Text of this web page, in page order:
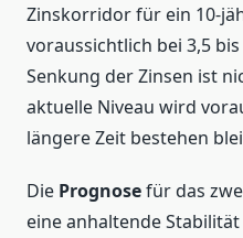
Zinskorridor für ein 10-
voraussichtlich bei 3,5
Senkung der Zinsen ist
aktuelle Niveau wird
längere Zeit bestehen
Die Prognosefür das
eine anhaltende